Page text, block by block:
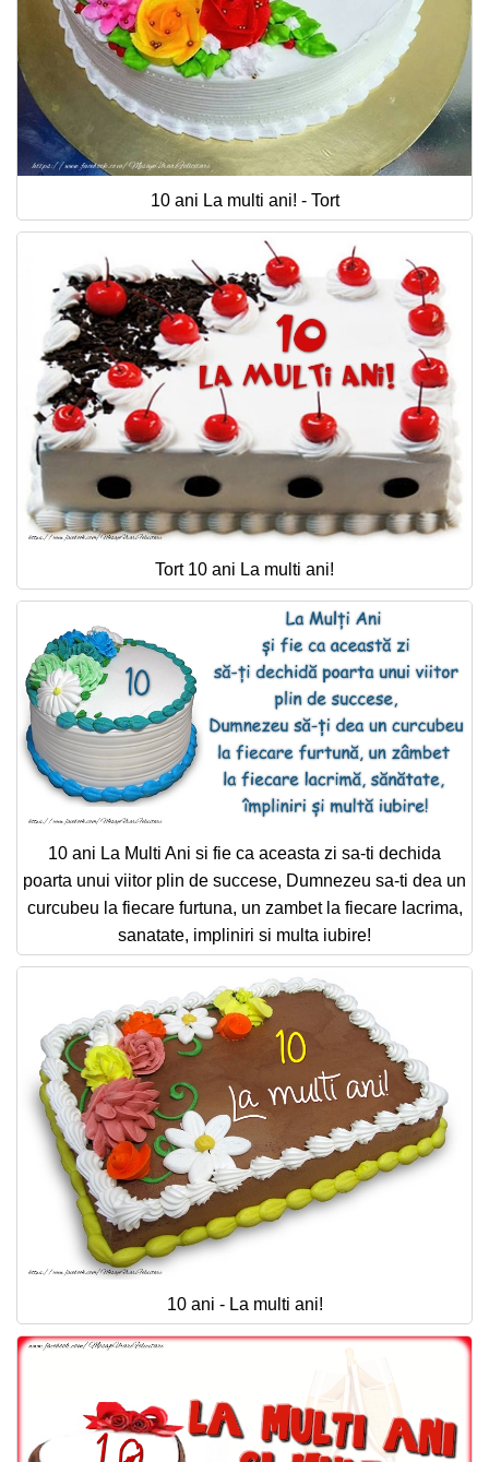
10 ani La multi ani! - Tort
Tort 10 ani La multi ani!
10 ani La Multi Ani si fie ca aceasta zi sa-ti dechida
poarta unui viitor plin de succese, Dumnezeu sa-ti dea un
curcubeu la fiecare furtuna, un zambet la fiecare lacrima,
sanatate, impliniri si multa iubire!
10 ani - La multi ani!